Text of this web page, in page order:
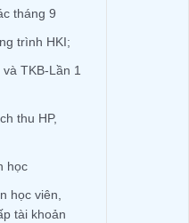
tháng 9
trình HKI;
TKB-Lần 1
thu HP,
học
học viên,
tài khoản